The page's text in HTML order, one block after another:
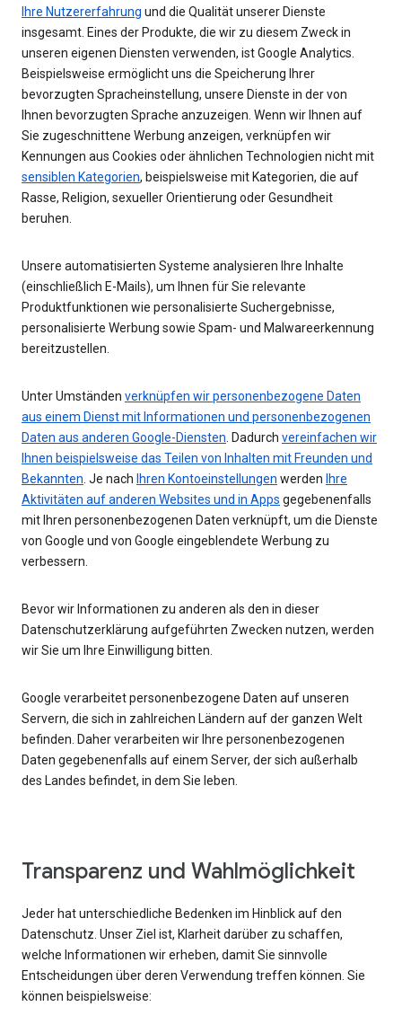
Ihre Nutzererfahrung und die Qualität unserer Dienste
insgesamt. Eines der Produkte, die wir zu diesem Zweck in
unseren eigenen Diensten verwenden, ist Google Analytics.
Beispielsweise ermöglicht uns die Speicherung Ihrer
bevorzugten Spracheinstellung, unsere Dienste in der von
Ihnen bevorzugten Sprache anzuzeigen. Wenn wir Ihnen auf
Sie zugeschnittene Werbung anzeigen, verknüpfen wir
Kennungen aus Cookies oder ähnlichen Technologien nicht mit
sensiblen Kategorien, beispielsweise mit Kategorien, die auf
Rasse, Religion, sexueller Orientierung oder Gesundheit
beruhen.
Unsere automatisierten Systeme analysieren Ihre Inhalte
(einschließlich E-Mails), um Ihnen für Sie relevante
Produktfunktionen wie personalisierte Suchergebnisse,
personalisierte Werbung sowie Spam- und Malwareerkennung
bereitzustellen.
Unter Umständen verknüpfen wir personenbezogene Daten
aus einem Dienst mit Informationen und personenbezogenen
Daten aus anderen Google-Diensten. Dadurch vereinfachen wir
Ihnen beispielsweise das Teilen von Inhalten mit Freunden und
Bekannten. Je nach Ihren Kontoeinstellungen werden Ihre
Aktivitäten auf anderen Websites und in Apps gegebenenfalls
mit Ihren personenbezogenen Daten verknüpft, um die Dienste
von Google und von Google eingeblendete Werbung zu
verbessern.
Bevor wir Informationen zu anderen als den in dieser
Datenschutzerklärung aufgeführten Zwecken nutzen, werden
wir Sie um Ihre Einwilligung bitten.
Google verarbeitet personenbezogene Daten auf unseren
Servern, die sich in zahlreichen Ländern auf der ganzen Welt
befinden. Daher verarbeiten wir Ihre personenbezogenen
Daten gegebenenfalls auf einem Server, der sich außerhalb
des Landes befindet, in dem Sie leben.
Transparenz und Wahlmöglichkeit
Jeder hat unterschiedliche Bedenken im Hinblick auf den
Datenschutz. Unser Ziel ist, Klarheit darüber zu schaffen,
welche Informationen wir erheben, damit Sie sinnvolle
Entscheidungen über deren Verwendung treffen können. Sie
können beispielsweise: